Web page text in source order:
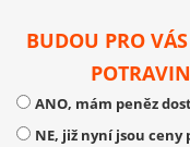
BUDOU PRO
ANO, mám peněz
NE, již nyní jsou